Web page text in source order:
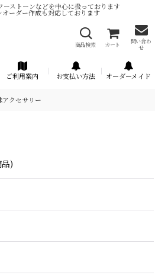
ーストーンなどを中心に扱っております
オーダー作成も対応しております
商品検索 カート
問い合わ
せ
ご利用案内 お支払い方法 オーダーメイド
クセサリー
)